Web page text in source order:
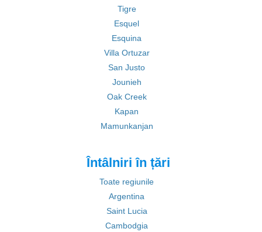
Tigre
Esquel
Esquina
Villa Ortuzar
San Justo
Jounieh
Oak Creek
Kapan
Mamunkanjan
Întâlniri în țări
Toate regiunile
Argentina
Saint Lucia
Cambodgia